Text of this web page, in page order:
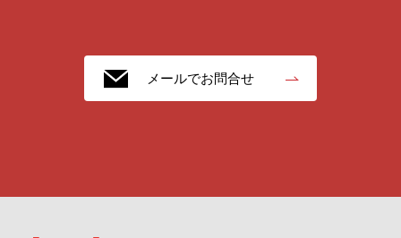
メールでお問合せ